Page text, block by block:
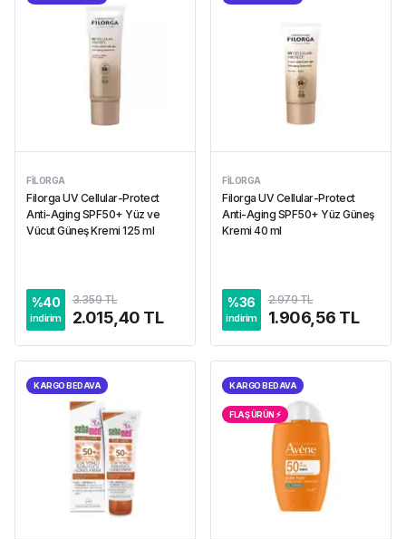
FILORGA
Filorga UV Cellular-Protect
Anti-Aging SPF50+ Yüz ve
Vücut Güneş Kremi 125 ml
%40
indirim
3.359 TL
2.015,40 TL
FILORGA
Filorga UV Cellular-Protect
Anti-Aging SPF50+ Yüz Güneş
Kremi 40 ml
%36
indirim
2.979 TL
1.906,56 TL
KARGO BEDAVA KARGO BEDAVA
FLAŞ ÜRÜN ⚡︎